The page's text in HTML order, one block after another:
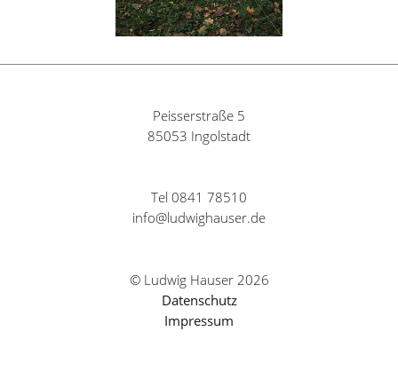
Peisserstraße 5
85053 Ingolstadt
Tel 0841 78510
info@ludwighauser.de
© Ludwig Hauser 2026
Datenschutz
Impressum